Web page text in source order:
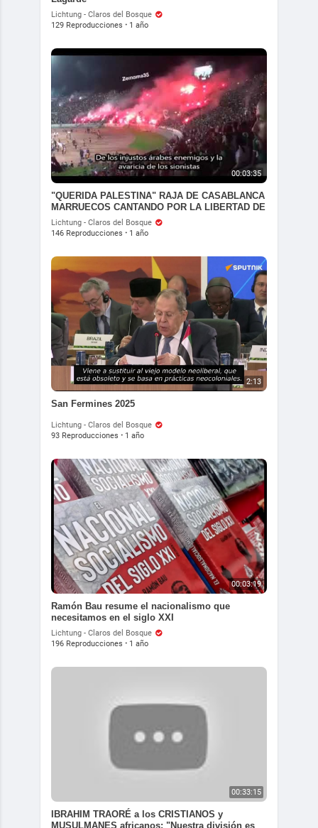
Lichtung - Claros del Bosque
129 Reproducciones · 1 año
00:03:35
"QUERIDA PALESTINA" RAJA DE CASABLANCA
MARRUECOS CANTANDO POR LA LIBERTAD DE
PALESTINA
Lichtung - Claros del Bosque
146 Reproducciones · 1 año
2:13
San Fermines 2025
Lichtung - Claros del Bosque
93 Reproducciones · 1 año
00:03:19
Ramón Bau resume el nacionalismo que
necesitamos en el siglo XXI
Lichtung - Claros del Bosque
196 Reproducciones · 1 año
00:33:15
IBRAHIM TRAORÉ a los CRISTIANOS y
MUSULMANES africanos: "Nuestra división es